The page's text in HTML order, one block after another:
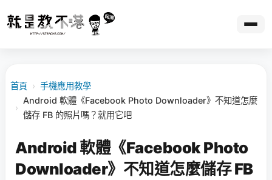
首頁 › 手機應用教學
›
Android 軟體《Facebook Photo Downloader》不知道怎麼
儲存 FB 的照片嗎？就用它吧
Android 軟體《Facebook Photo
Downloader》不知道怎麼儲存 FB